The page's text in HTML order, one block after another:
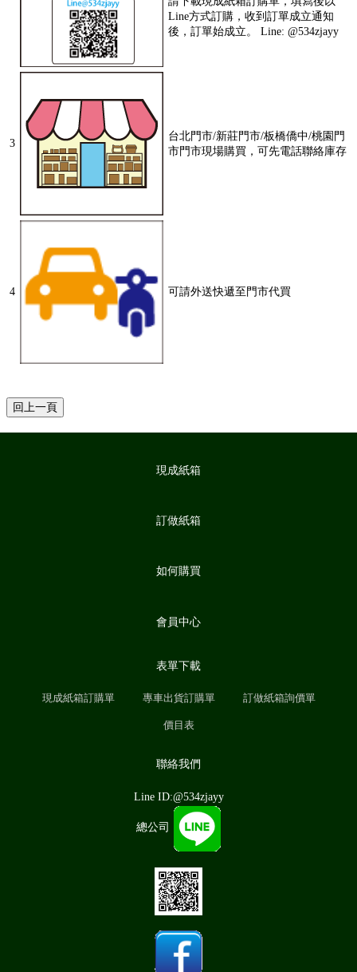
Line方式訂購，收到訂單成立通知
後，訂單始成立。 Line: @534zjayy
3
台北門市/新莊門市/板橋僑中/桃園門
市門市現場購買，可先電話聯絡庫存
4 可請外送快遞至門市代買
現成紙箱
訂做紙箱
如何購買
會員中心
表單下載
現成紙箱訂購單 專車出貨訂購單 訂做紙箱詢價單
價目表
聯絡我們
Line ID:@534zjayy
總公司